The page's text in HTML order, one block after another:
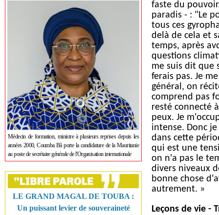
Médecin de formation, ministre à plusieurs reprises depuis les
années 2000, Coumba Bâ porte la candidature de la Mauritanie
au poste de secrétaire générale de l'Organisation internationale
LE GRAND MAGAL DE TOUBA :
Un puissant levier de souveraineté
faste du
paradis - : "Le
tous ces
delà de cela et
temps, après
questions
me suis dit que
ferais pas. Je
général, on
comprend pas
resté connecté
peux. Je
intense. Donc
dans cette
qui est une
on n'a pas le
divers niveaux
bonne chose
autrement. »
Leçons de vie -